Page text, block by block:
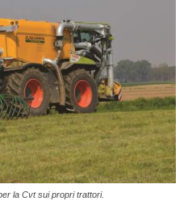
la Cvt sui propri trattori.